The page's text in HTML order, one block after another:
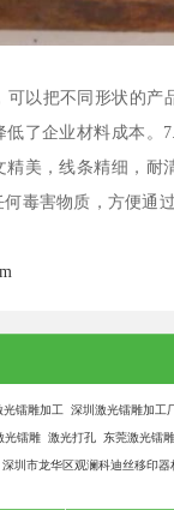
以把不同形状的产
了企业材料成本。
美，线条精细，耐
毒害物质，方便通
光镭雕加工 深圳激光镭雕加
镭雕 激光打孔 东莞激光镭
深圳市龙华区观澜科迪丝移印器